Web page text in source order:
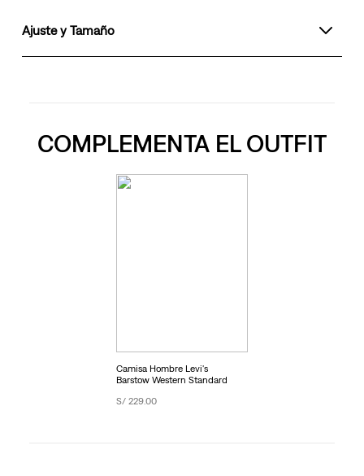
Ajuste y Tamaño
COMPLEMENTA EL OUTFIT
Camisa Hombre Levi's
Barstow Western Standard
S/ 229.00